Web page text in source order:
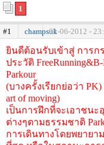
1
#1 champsuk01-06-2012 -
ยินดีต้อนรับเข้าสู่ การก
ประวัติ
Parkour
(บางครั้งเรียกย่อว่า PK)
art of moving)
เป็นการฝึกที่จะเอาชน
ต่างๆตามธรรมชาติ
การเดินทางโดยพยาย